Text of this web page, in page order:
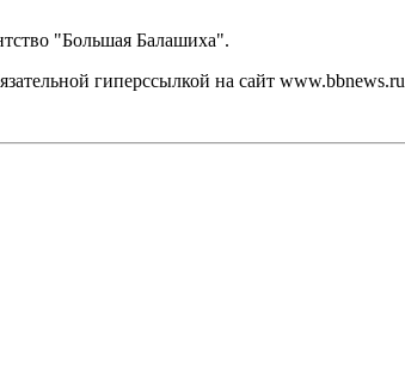
"Большая Балашиха".
гиперссылкой на сайт www.bbnews.ru